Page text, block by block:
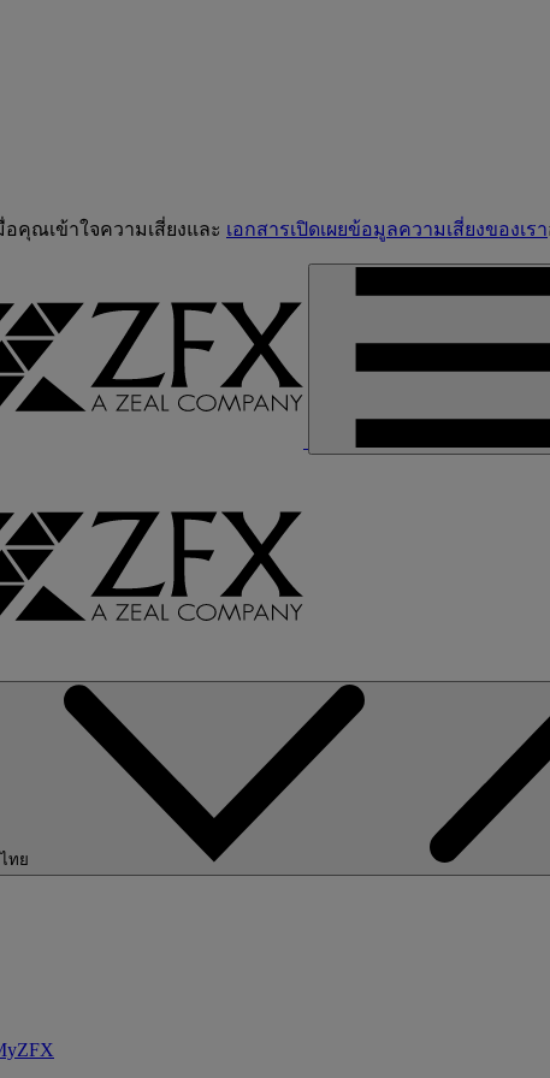
คุณเข้าใจความเสี่ยงและ เอกสารเปิดเผยข้อมูลความเสี่ยงของเรา
ไทย